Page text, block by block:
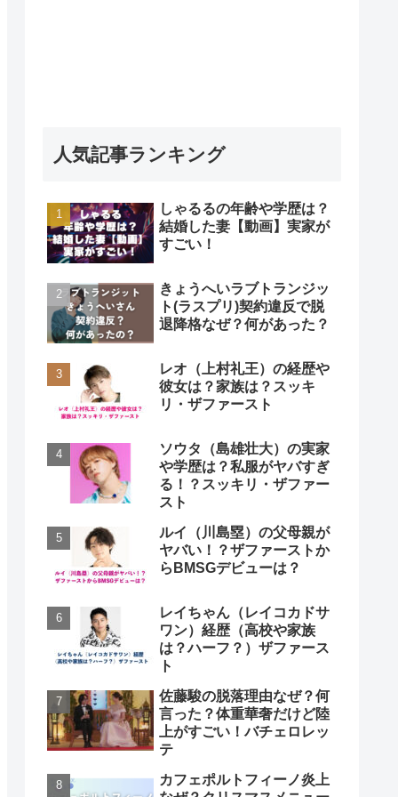
人気記事ランキング
しゃるるの年齢や学歴は？
結婚した妻【動画】実家が
すごい！
きょうへいラブトランジッ
ト(ラスプリ)契約違反で脱
退降格なぜ？何があった？
レオ（上村礼王）の経歴や
彼女は？家族は？スッキ
リ・ザファースト
ソウタ（島雄壮大）の実家
や学歴は？私服がヤバすぎ
る！？スッキリ・ザファー
スト
ルイ（川島塁）の父母親が
ヤバい！？ザファーストか
らBMSGデビューは？
レイちゃん（レイコカドサ
ワン）経歴（高校や家族
は？ハーフ？）ザファース
ト
佐藤駿の脱落理由なぜ？何
言った？体重華奢だけど陸
上がすごい！バチェロレッ
テ
カフェポルトフィーノ炎上